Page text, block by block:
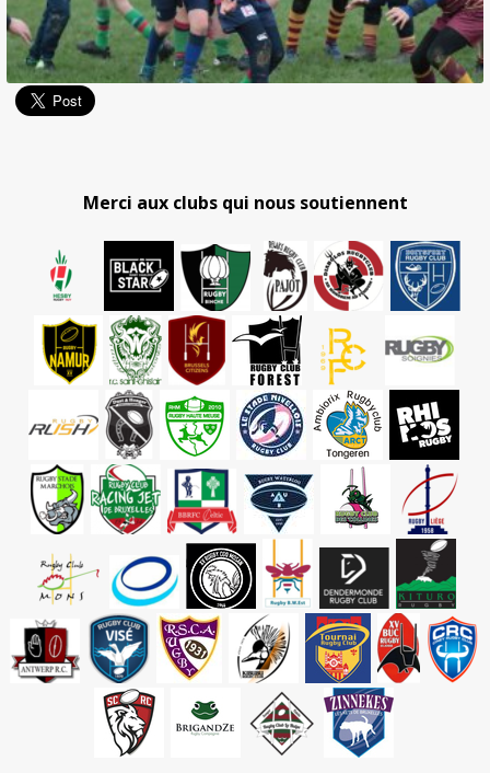
Merci aux clubs qui nous soutiennent